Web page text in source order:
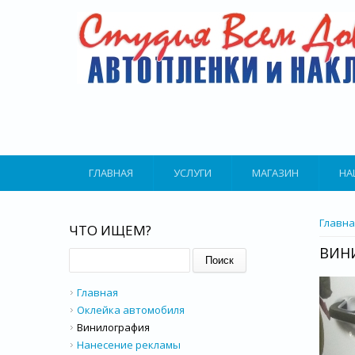
ГЛАВНАЯ УСЛУГИ МАГАЗИН
ВЫ
ЧТО ИЩЕМ?
Главная
Оклейка автомобиля
Винилография
Нанесение рекламы